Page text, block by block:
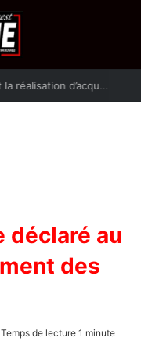
déclaré au
des
Temps de lecture 1 minute